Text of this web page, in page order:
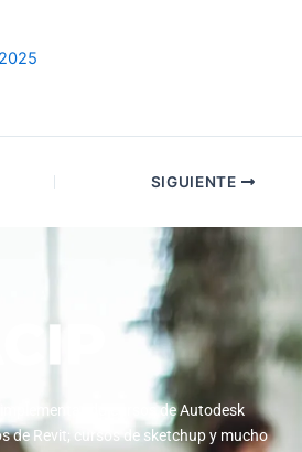
SIGUIENTE
implementando cursos de Autodesk
de Revit; cursos de sketchup y mucho